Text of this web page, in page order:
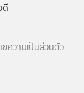
ดี
ยความเป็นส่วนตัว